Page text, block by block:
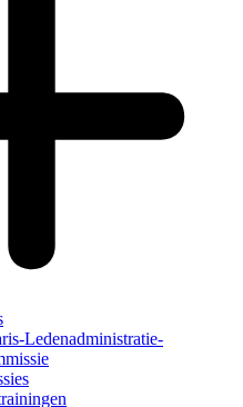
Ledenadministratie-